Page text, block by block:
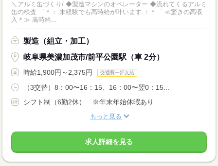
＼アルミ缶づくり/ ◆製造マシンのオペレーター ◆流れてくるアルミ
缶の検査 ゜＊：.未経験でも高時給が叶います.：＊゜ ≪驚きの高収
入＊≫ 高時給...
製造（組立・加工）
岐阜県美濃加茂市/前平公園駅（車 2分）
時給1,900円～2,375円 交通費一部支給
（3交替）8：00〜16：15、16：00〜翌0：15...
シフト制（6勤2休） ※年末年始休暇あり
もっと見る
求人詳細を見る